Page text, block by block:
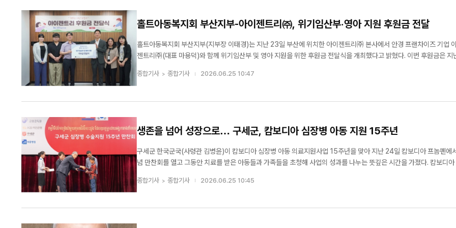
홀트아동복지회 부산지부-아이젠트리㈜, 위기임산부·영아 지원 후원금 전달
홀트아동복지회 부산지부(지부장 이태경)는 지난 23일 부산에 위치한 아이젠트리㈜ 본사에서 안경 프랜차이즈 기업 아
젠트리㈜(대표 마용덕)와 함께 위기임산부 및 영아 지원을 위한 후원금 전달식을 개최했다고 밝혔다. 이번 후원금은 지난 5
히 매장을 찾은 고객들도 나눔에 동참하면...
종합기사 종합기사 2026.06.25 10:47
생존을 넘어 성장으로… 구세군, 캄보디아 심장병 아동 지원 15주년
구세군 한국군국(사령관 김병윤)이 캄보디아 심장병 아동 의료지원사업 15주년을 맞아 지난 24일 캄보디아 프놈펜에
념 만찬회를 열고 그동안 치료를 받은 아동들과 가족들을 초청해 사업의 성과를 나누는 뜻깊은 시간을 가졌다. 캄보디아 심
업이다. 의료 환경이 열악해 적절한 치료를 ...
종합기사 종합기사 2026.06.25 10:45